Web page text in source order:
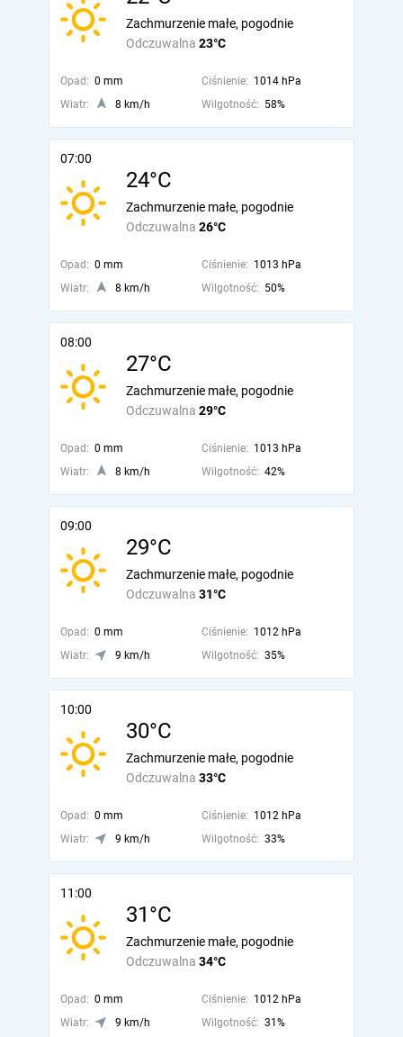
Odczuwalna 23°C
Zachmurzenie małe, pogodnie
Opad: 0 mm Ciśnienie: 1014 hPa
Wiatr:
8 km/h Wilgotność: 58%
07:00
24°C
Odczuwalna 26°C
Zachmurzenie małe, pogodnie
Opad: 0 mm Ciśnienie: 1013 hPa
Wiatr:
8 km/h Wilgotność: 50%
08:00
27°C
Odczuwalna 29°C
Zachmurzenie małe, pogodnie
Opad: 0 mm Ciśnienie: 1013 hPa
Wiatr:
8 km/h Wilgotność: 42%
09:00
29°C
Odczuwalna 31°C
Zachmurzenie małe, pogodnie
Opad: 0 mm Ciśnienie: 1012 hPa
Wiatr:
9 km/h Wilgotność: 35%
10:00
30°C
Odczuwalna 33°C
Zachmurzenie małe, pogodnie
Opad: 0 mm Ciśnienie: 1012 hPa
Wiatr:
9 km/h Wilgotność: 33%
11:00
31°C
Odczuwalna 34°C
Zachmurzenie małe, pogodnie
Opad: 0 mm Ciśnienie: 1012 hPa
Wiatr:
9 km/h Wilgotność: 31%